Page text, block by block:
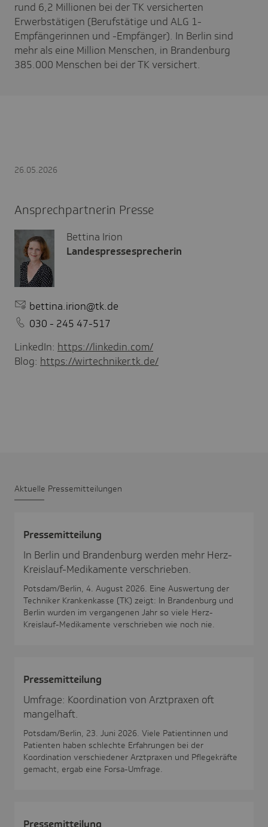
rund 6,2 Millionen bei der TK versicherten
Erwerbstätigen (Berufstätige und ALG 1-
Empfängerinnen und -Empfänger). In Berlin sind
mehr als eine Million Menschen, in Brandenburg
385.000 Menschen bei der TK versichert.
26.05.2026
Ansprechpartnerin Presse
Bettina Irion
Landespressesprecherin
bettina.irion@tk.de
030 - 245 47-517
LinkedIn: https://linkedin.com/
Blog: https://wirtechniker.tk.de/
Aktu­elle Pres­se­mit­tei­lungen
Pres­se­mit­tei­lung
In Berlin und Brandenburg werden mehr Herz-
Kreislauf-Medikamente verschrieben.
Potsdam/Berlin, 4. August 2026. Eine Auswertung der
Techniker Krankenkasse (TK) zeigt: In Brandenburg und
Berlin wurden im vergangenen Jahr so viele Herz-
Kreislauf-Medikamente verschrieben wie noch nie.
Pres­se­mit­tei­lung
Umfrage: Koordination von Arztpraxen oft
mangelhaft.
Potsdam/Berlin, 23. Juni 2026. Viele Patientinnen und
Patienten haben schlechte Erfahrungen bei der
Koordination verschiedener Arztpraxen und Pflegekräfte
gemacht, ergab eine Forsa-Umfrage.
Pres­se­mit­tei­lung